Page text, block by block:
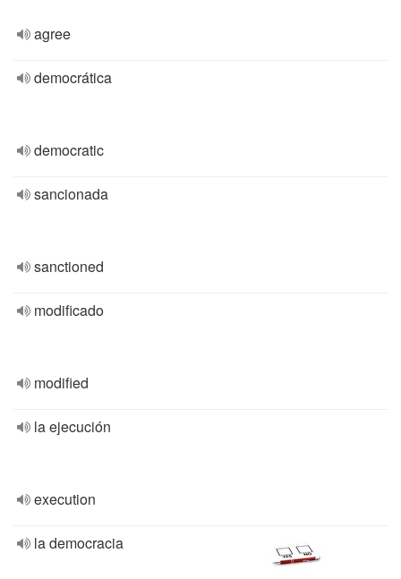
agree
democrática
democratic
sancionada
sanctioned
modificado
modified
la ejecución
execution
la democracia